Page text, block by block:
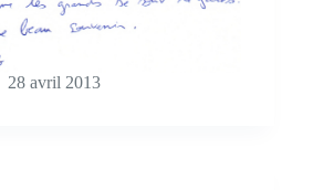
28 avril 2013